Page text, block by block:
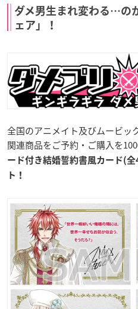
ダメ男生まれ変わる…の
ェア」！
全国のアニメイト及びムービッ
関連商品をご予約・ご購入を
ード付き結婚誓約書風カード(
ト！